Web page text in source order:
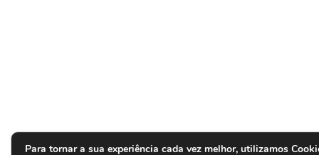
Para tornar a sua experiência cada vez melhor, utilizamos